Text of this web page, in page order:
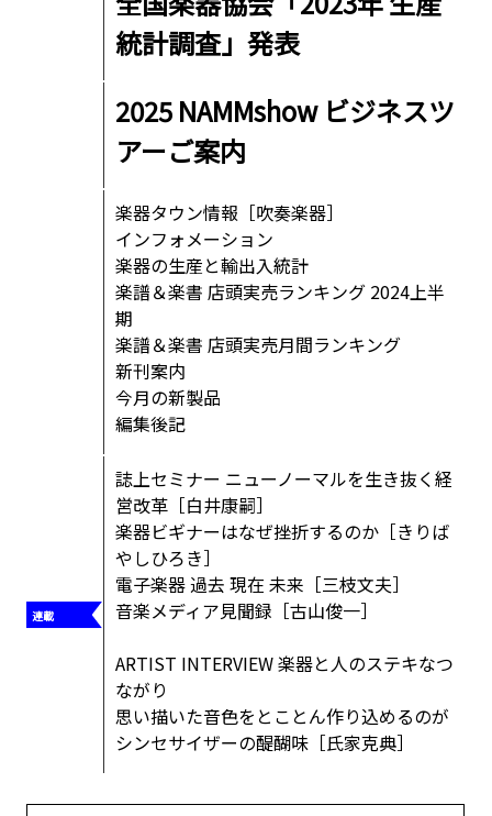
統計調査」発表
2025 NAMMshow ビジネスツ
アーご案内
楽器タウン情報［吹奏楽器］
インフォメーション
楽器の生産と輸出入統計
楽譜＆楽書 店頭実売ランキング 2024上半
期
楽譜＆楽書 店頭実売月間ランキング
新刊案内
今月の新製品
編集後記
誌上セミナー ニューノーマルを生き抜く経
営改革［白井康嗣］
楽器ビギナーはなぜ挫折するのか［きりば
やしひろき］
電子楽器 過去 現在 未来［三枝文夫］
音楽メディア見聞録［古山俊一］
ARTIST INTERVIEW 楽器と人のステキなつ
ながり
思い描いた音色をとことん作り込めるのが
シンセサイザーの醍醐味［氏家克典］